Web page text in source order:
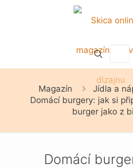
Magazín
Jídla a
Domácí burgery: jak si
burger jako z
Domácí